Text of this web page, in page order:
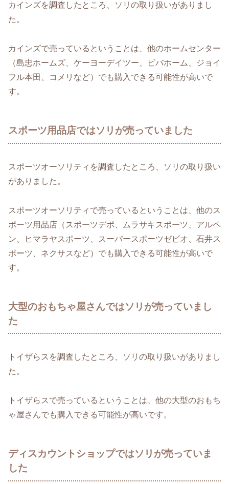
カインズを調査したところ、ソリの取り扱いがありまし
た。
カインズで売っているということは、他のホームセンター
（島忠ホームズ、ケーヨーデイツー、ビバホーム、ジョイ
フル本田、コメリなど）でも購入できる可能性が高いで
す。
スポーツ用品店ではソリが売っていました
スポーツオーソリティを調査したところ、ソリの取り扱い
がありました。
スポーツオーソリティで売っているということは、他のス
ポーツ用品店（スポーツデポ、ムラサキスポーツ、アルペ
ン、ヒマラヤスポーツ、スーパースポーツゼビオ、石井ス
ポーツ、ネクサスなど）でも購入できる可能性が高いで
す。
大型のおもちゃ屋さんではソリが売っていまし
た
トイザらスを調査したところ、ソリの取り扱いがありまし
た。
トイザらスで売っているということは、他の大型のおもち
ゃ屋さんでも購入できる可能性が高いです。
ディスカウントショップではソリが売っていま
した